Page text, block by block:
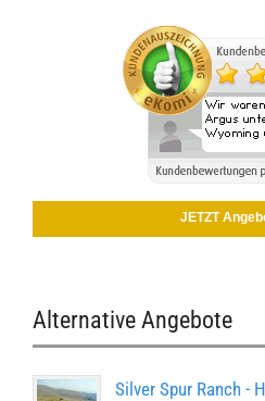
JETZT
Alternative Angebote
Silver Spur Ranch -